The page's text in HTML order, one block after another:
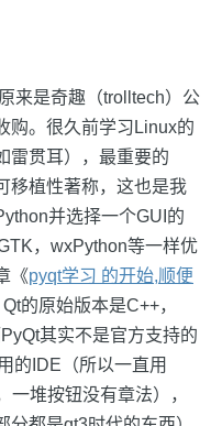
来是奇趣（trolltech）公
购。很久前学习Linux的
雷贯耳），最重要的
移植性著称，这也是我
并选择一个GUI的
，wxPython等一样优
《pyqt学习 的开始,顺便
的原始版本是C++，
其实不是官方支持的
的IDE（所以一直用
堆按钮没有章法），